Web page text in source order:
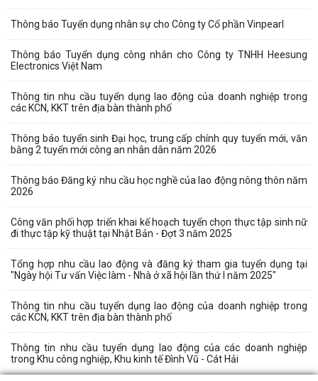
Thông báo Tuyển dụng nhân sự cho Công ty Cổ phần Vinpearl
Thông báo Tuyển dụng công nhân cho Công ty TNHH Heesung
Electronics Việt Nam
Thông tin nhu cầu tuyển dụng lao động của doanh nghiệp trong
các KCN, KKT trên địa bàn thành phố
Thông báo tuyển sinh Đại học, trung cấp chính quy tuyển mới, văn
bằng 2 tuyển mới công an nhân dân năm 2026
Thông báo Đăng ký nhu cầu học nghề của lao động nông thôn năm
2026
Công văn phối hợp triển khai kế hoạch tuyển chọn thực tập sinh nữ
đi thực tập kỹ thuật tại Nhật Bản - Đợt 3 năm 2025
Tổng hợp nhu cầu lao động và đăng ký tham gia tuyển dụng tại
"Ngày hội Tư vấn Việc làm - Nhà ở xã hội lần thứ I năm 2025"
Thông tin nhu cầu tuyển dụng lao động của doanh nghiệp trong
các KCN, KKT trên địa bàn thành phố
Thông tin nhu cầu tuyển dụng lao động của các doanh nghiệp
trong Khu công nghiệp, Khu kinh tế Đình Vũ - Cát Hải